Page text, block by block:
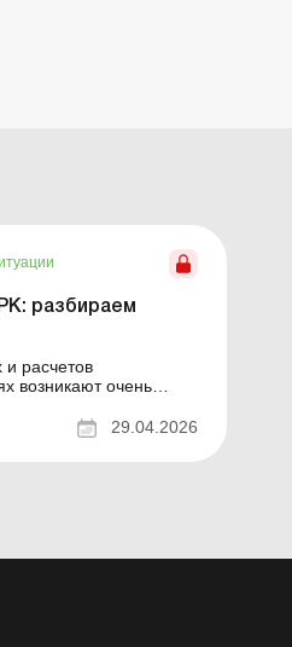
разбираем
расчетов
возникают очень
29.04.2026